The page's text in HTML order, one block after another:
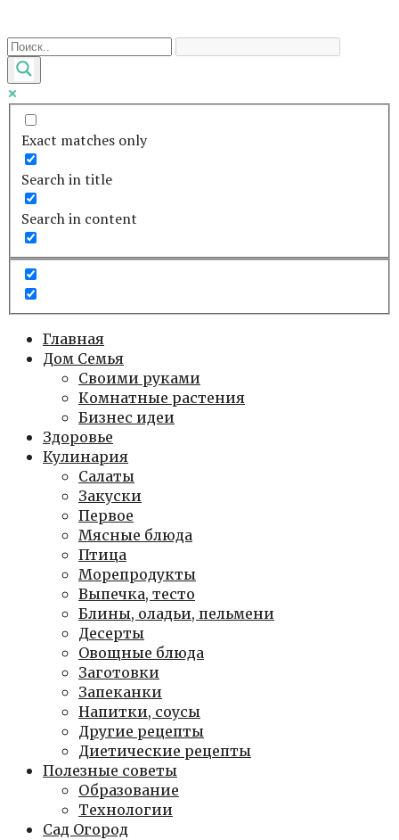
к
контенту
Exact matches only
Search in title
Search in content
Главная
Дом Семья
Своими руками
Комнатные растения
Бизнес идеи
Здоровье
Кулинария
Салаты
Закуски
Первое
Мясные блюда
Птица
Морепродукты
Выпечка, тесто
Блины, оладьи, пельмени
Десерты
Овощные блюда
Заготовки
Запеканки
Напитки, соусы
Другие рецепты
Диетические рецепты
Полезные советы
Образование
Технологии
Сад Огород